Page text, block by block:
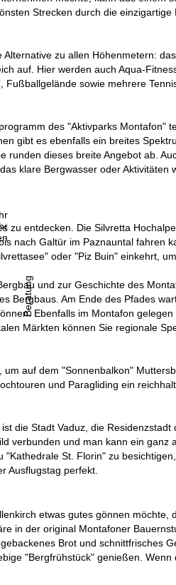
Beratung
Strecken durch die
zu allen Höhenmetern:
auf. Hier werden auch Aqua-
sowie mehrere
des "Aktivparks Montafon"
gibt es ebenfalls ein breites
runden dieses breite Angebot ab.
klare Bergwasser oder
zu entdecken. Die Silvretta
nach Galtür im Paznauntal fahren
oder "Piz Buin" einkehrt,
und zur Geschichte des
Bergbaus. Am Ende des Pfades
Ebenfalls im Montafon
Märkten können Sie regionale
auf dem "Sonnenbalkon"
und Paragliding ein
die Stadt Vaduz, die
verbunden und man kann ein ganz
"Kathedrale St. Florin" zu
Ausflugstag perfekt.
etwas gutes gönnen
in der original Montafoner
Brot und schnittfrisches
"Bergfrühstück" genießen.